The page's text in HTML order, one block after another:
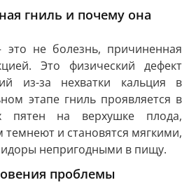
гниль и почему она
не болезнь, причиненная
Это физический дефект
из-за нехватки кальция в
этапе гниль проявляется в
пятен на верхушке плода,
и становятся мягкими,
непригодными в пищу.
проблемы